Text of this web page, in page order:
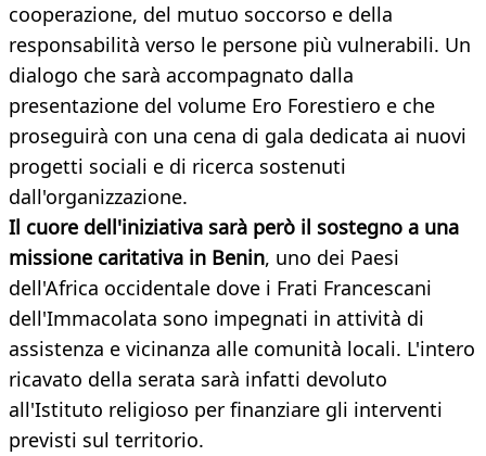
cooperazione, del mutuo soccorso e della
responsabilità verso le persone più vulnerabili. Un
dialogo che sarà accompagnato dalla
presentazione del volume Ero Forestiero e che
proseguirà con una cena di gala dedicata ai nuovi
progetti sociali e di ricerca sostenuti
dall'organizzazione.
Il cuore dell'iniziativa sarà però il sostegno a una
missione caritativa in Benin, uno dei Paesi
dell'Africa occidentale dove i Frati Francescani
dell'Immacolata sono impegnati in attività di
assistenza e vicinanza alle comunità locali. L'intero
ricavato della serata sarà infatti devoluto
all'Istituto religioso per finanziare gli interventi
previsti sul territorio.